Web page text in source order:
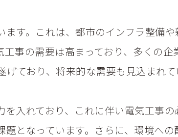
す。これは、都市のインフラ整備
事の需要は高まっており、多くの
ており、将来的な需要も見込まれて
入れており、これに伴い電気工事
となっています。さらに、環境へ